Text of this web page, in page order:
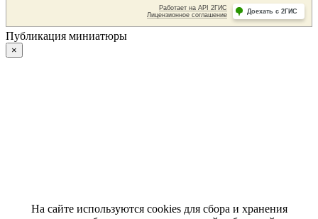
Публикация миниатюры
×
На сайте используются cookies для сбора и хранения